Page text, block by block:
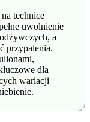
technice
uwolnienie
a
przypalenia.
dla
wariacji